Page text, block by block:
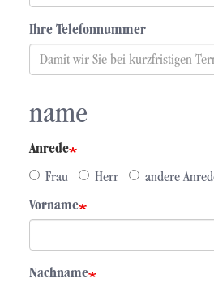
Ihre Telefonnummer
name
Anrede
Frau
Herr
andere
Vorname
Nachname